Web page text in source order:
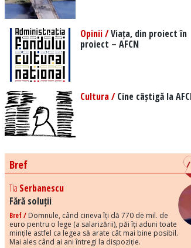
Opinii /Viața, din proiect în
proiect – AFCN
Cultura /Cine câștigă la
Bref
Tia Serbanescu
Fără soluții
Bref / Domnule, când cineva îți dă 770 de mil. de
euro pentru o lege (a salarizării), păi îți aduni toate
mințile astfel ca legea să arate cât mai bine posibil.
Mai ales când ai ani întregi la dispoziție.